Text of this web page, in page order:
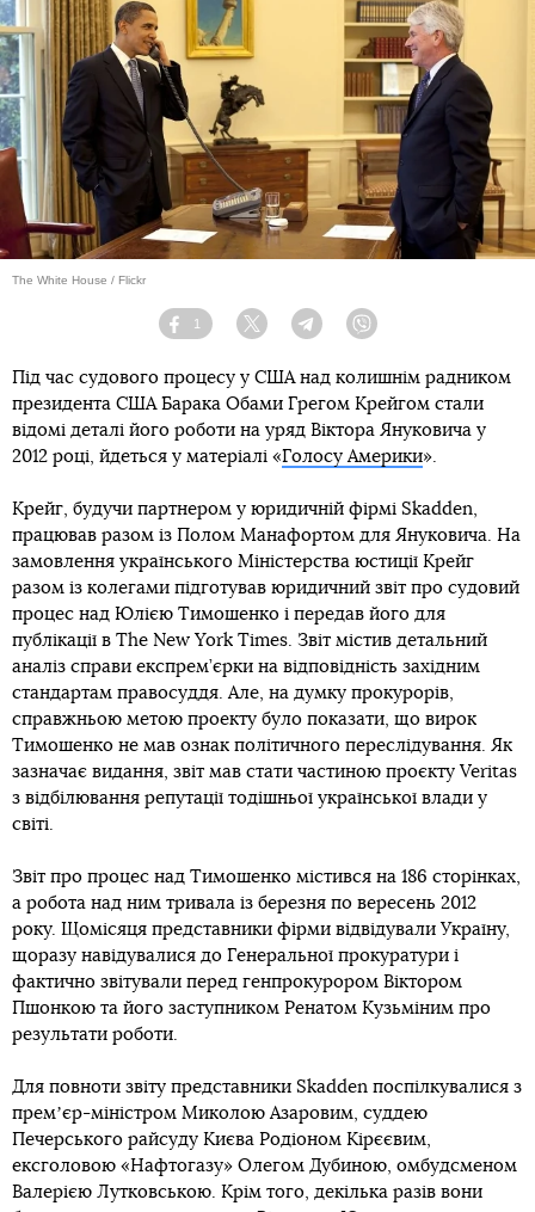
The White House / Flickr
Facebook
1
Twitter TelegramViber
Під час судового процесу у США над колишнім радником
президента США Барака Обами Грегом Крейгом стали
відомі деталі його роботи на уряд Віктора Януковича у
2012 році, йдеться у матеріалі «Голосу Америки».
Крейг, будучи партнером у юридичній фірмі Skadden,
працював разом із Полом Манафортом для Януковича. На
замовлення українського Міністерства юстиції Крейг
разом із колегами підготував юридичний звіт про судовий
процес над Юлією Тимошенко і передав його для
публікації в The New York Times. Звіт містив детальний
аналіз справи експрем’єрки на відповідність західним
стандартам правосуддя. Але, на думку прокурорів,
справжньою метою проекту було показати, що вирок
Тимошенко не мав ознак політичного переслідування. Як
зазначає видання, звіт мав стати частиною проєкту Veritas
з відбілювання репутації тодішньої української влади у
світі.
Звіт про процес над Тимошенко містився на 186 сторінках,
а робота над ним тривала із березня по вересень 2012
року. Щомісяця представники фірми відвідували Україну,
щоразу навідувалися до Генеральної прокуратури і
фактично звітували перед генпрокурором Віктором
Пшонкою та його заступником Ренатом Кузьміним про
результати роботи.
Для повноти звіту представники Skadden поспілкувалися з
премʼєр-міністром Миколою Азаровим, суддею
Печерського райсуду Києва Родіоном Кірєєвим,
ексголовою «Нафтогазу» Олегом Дубиною, омбудсменом
Валерією Лутковською. Крім того, декілька разів вони